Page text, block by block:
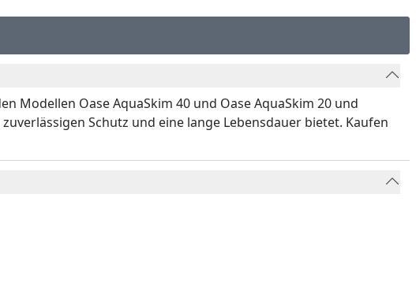
Modellen Oase AquaSkim 40 und Oase AquaSkim 20 und
Schutz und eine lange Lebensdauer bietet. Kaufen